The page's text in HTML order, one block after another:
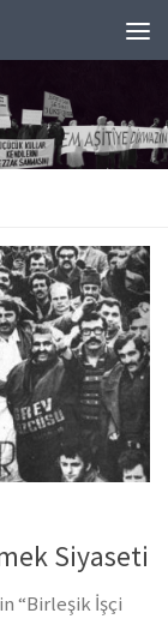
Siyaseti
“Birleşik İşçi